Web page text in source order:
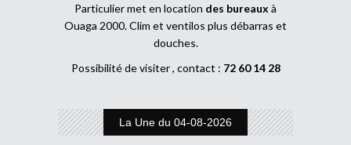
Particulier met en location des bureaux à
Ouaga 2000. Clim et ventilos plus débarras et
douches.
Possibilité de visiter , contact : 72 60 14 28
La Une du 04-08-2026